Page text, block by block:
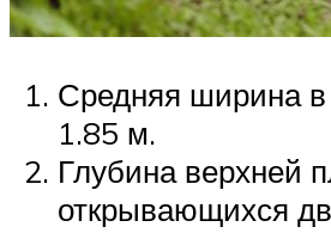
Средняя ширина в
1.85 м.
Глубина верхней
открывающихся